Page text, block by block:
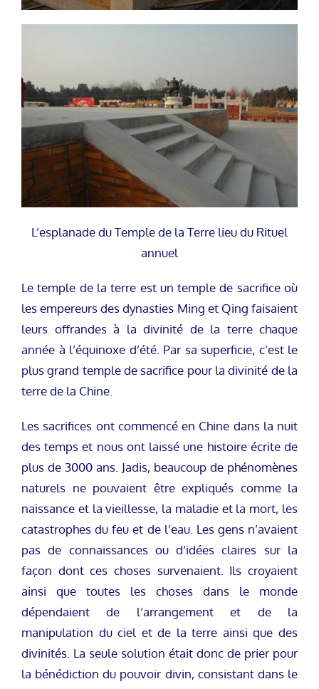
L’esplanade du Temple de la Terre lieu du Rituel
annuel
Le temple de la terre est un temple de sacrifice où
les empereurs des dynasties Ming et Qing faisaient
leurs offrandes à la divinité de la terre chaque
année à l’équinoxe d’été. Par sa superficie, c’est le
plus grand temple de sacrifice pour la divinité de la
terre de la Chine.
Les sacrifices ont commencé en Chine dans la nuit
des temps et nous ont laissé une histoire écrite de
plus de 3000 ans. Jadis, beaucoup de phénomènes
naturels ne pouvaient être expliqués comme la
naissance et la vieillesse, la maladie et la mort, les
catastrophes du feu et de l’eau. Les gens n’avaient
pas de connaissances ou d’idées claires sur la
façon dont ces choses survenaient. Ils croyaient
ainsi que toutes les choses dans le monde
dépendaient de l’arrangement et de la
manipulation du ciel et de la terre ainsi que des
divinités. La seule solution était donc de prier pour
la bénédiction du pouvoir divin, consistant dans le